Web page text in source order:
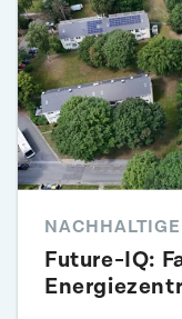
Future-IQ: